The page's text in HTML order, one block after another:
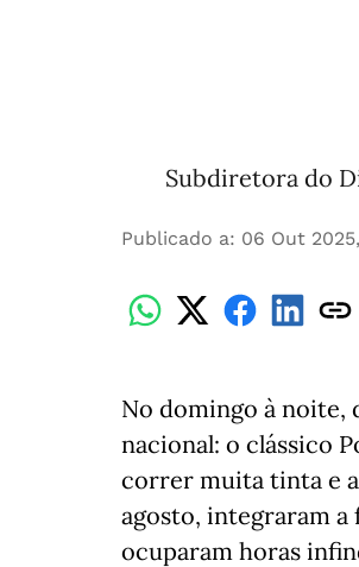
Subdiretora do
Publicado a: 06 Out
No domingo à noite,
nacional: o clássico
correr muita tinta e
agosto, integraram a
ocuparam horas